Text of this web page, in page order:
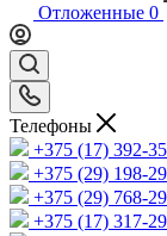
Отложенные 0
Телефоны
+375 (17) 392-
+375 (29) 198-
+375 (29) 768-
+375 (17) 317-